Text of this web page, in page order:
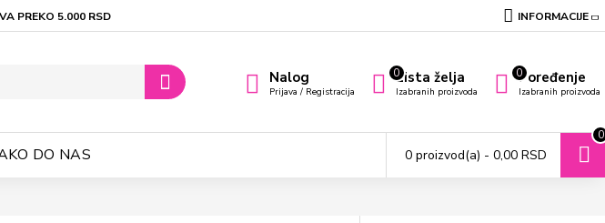
PREKO 5.000 RSD INFORMACIJE
Nalog
Prijava / Registracija
Lista želja
Izabranih proizvoda
0 Poređenje
Izabranih proizvoda
0
DO NAS 0 proizvod(a) - 0,00 RSD
0